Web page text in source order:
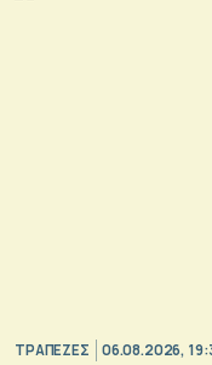
ΤΡΑΠΕΖΕΣ 06.08.2026,